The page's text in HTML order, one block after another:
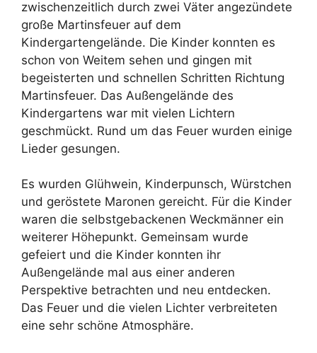
zwischenzeitlich durch zwei Väter angezündete
große Martinsfeuer auf dem
Kindergartengelände. Die Kinder konnten es
schon von Weitem sehen und gingen mit
begeisterten und schnellen Schritten Richtung
Martinsfeuer. Das Außengelände des
Kindergartens war mit vielen Lichtern
geschmückt. Rund um das Feuer wurden einige
Lieder gesungen.
Es wurden Glühwein, Kinderpunsch, Würstchen
und geröstete Maronen gereicht. Für die Kinder
waren die selbstgebackenen Weckmänner ein
weiterer Höhepunkt. Gemeinsam wurde
gefeiert und die Kinder konnten ihr
Außengelände mal aus einer anderen
Perspektive betrachten und neu entdecken.
Das Feuer und die vielen Lichter verbreiteten
eine sehr schöne Atmosphäre.